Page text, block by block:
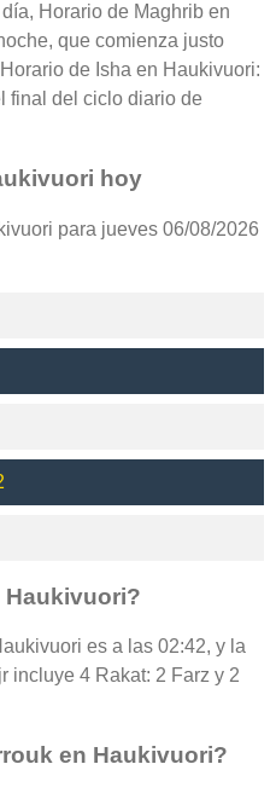
Horario de Maghrib en
que comienza justo
de Isha en Haukivuori:
final del ciclo diario de
hoy
para jueves 06/08/2026
Haukivuori?
es a las 02:42, y la
incluye 4 Rakat: 2 Farz y 2
en Haukivuori?